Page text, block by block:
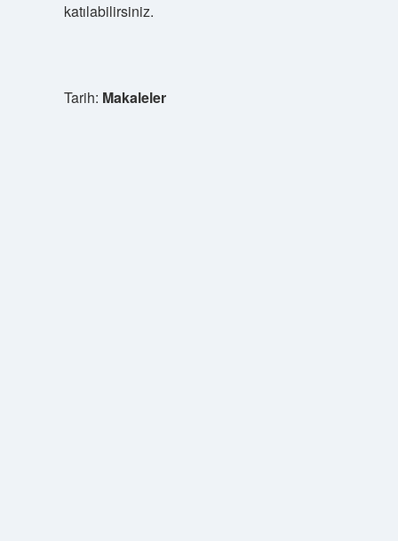
katılabilirsiniz.
Tarih: Makaleler